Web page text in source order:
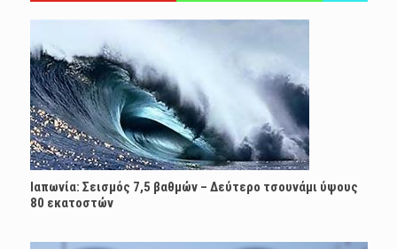
Ιαπωνία: Σεισμός 7,5 βαθμών – Δεύτερο τσουνάμι ύψους
80 εκατοστών